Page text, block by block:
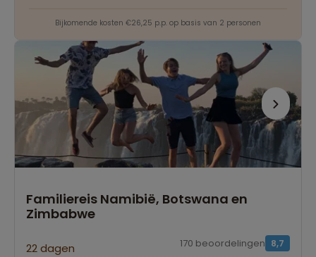
Bijkomende kosten €26,25 p.p. op basis van 2 personen
Familiereis Namibië, Botswana en
Zimbabwe
22 dagen 8,7
170 beoordelingen